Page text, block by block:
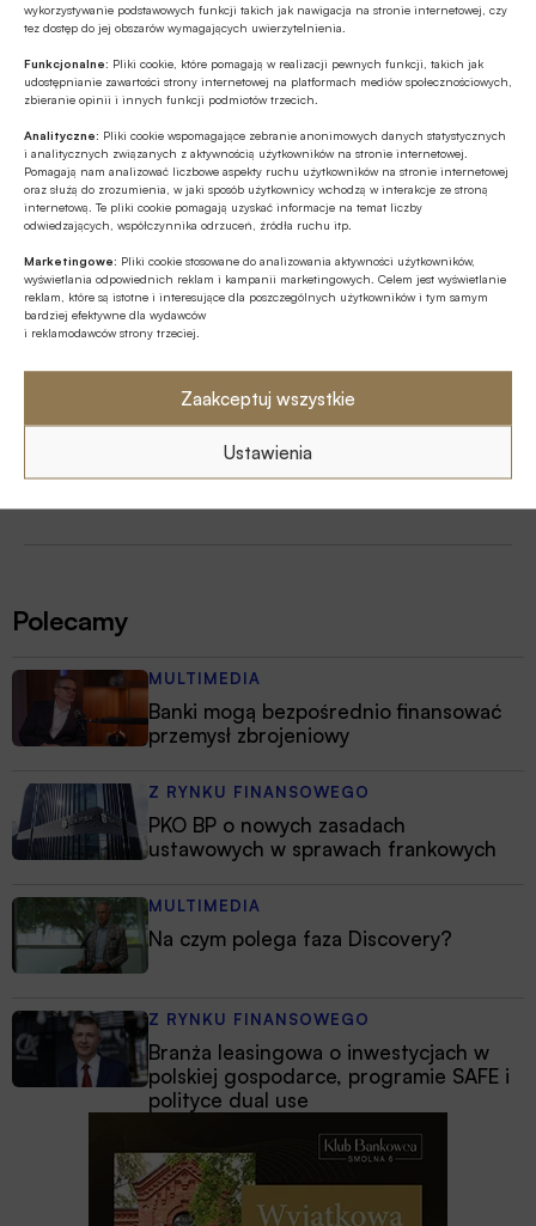
wykorzystywanie podstawowych funkcji takich jak nawigacja na stronie internetowej, czy
tez dostęp do jej obszarów wymagających uwierzytelnienia.
Funkcjonalne: Pliki cookie, które pomagają w realizacji pewnych funkcji, takich jak
udostępnianie zawartości strony internetowej na platformach mediów społecznościowych,
zbieranie opinii i innych funkcji podmiotów trzecich.
Analityczne: Pliki cookie wspomagające zebranie anonimowych danych statystycznych
i analitycznych związanych z aktywnością użytkowników na stronie internetowej.
Pomagają nam analizować liczbowe aspekty ruchu użytkowników na stronie internetowej
oraz służą do zrozumienia, w jaki sposób użytkownicy wchodzą w interakcje ze stroną
internetową. Te pliki cookie pomagają uzyskać informacje na temat liczby
odwiedzających, współczynnika odrzuceń, źródła ruchu itp.
Marketingowe: Pliki cookie stosowane do analizowania aktywności użytkowników,
wyświetlania odpowiednich reklam i kampanii marketingowych. Celem jest wyświetlanie
reklam, które są istotne i interesujące dla poszczególnych użytkowników i tym samym
bardziej efektywne dla wydawców
i reklamodawców strony trzeciej.
Zaakceptuj wszystkie
Ustawienia
Tagi
Banki Belgia FebelFin Podatki
Szymon Stellmaszyk
Autor
Szymon Stellmaszyk
Polecamy
MULTIMEDIA
Banki mogą bezpośrednio finansować
przemysł zbrojeniowy
Z RYNKU FINANSOWEGO
PKO BP o nowych zasadach
ustawowych w sprawach frankowych
MULTIMEDIA
Na czym polega faza Discovery?
Z RYNKU FINANSOWEGO
Branża leasingowa o inwestycjach w
polskiej gospodarce, programie SAFE i
polityce dual use